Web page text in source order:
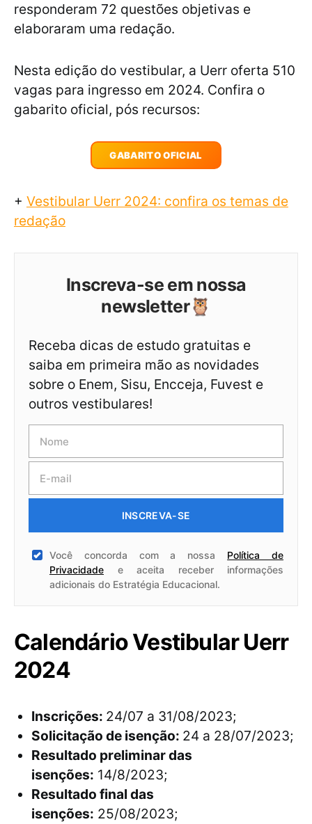
responderam 72 questões objetivas e
elaboraram uma redação.
Nesta edição do vestibular, a Uerr oferta 510
vagas para ingresso em 2024. Confira o
gabarito oficial, pós recursos:
GABARITO OFICIAL
+ Vestibular Uerr 2024: confira os temas de
redação
Inscreva-se em nossa
newsletter🦉
Receba dicas de estudo gratuitas e
saiba em primeira mão as novidades
sobre o Enem, Sisu, Encceja, Fuvest e
outros vestibulares!
INSCREVA-SE
Você concorda com a nossa Política de
Privacidade e aceita receber informações
adicionais do Estratégia Educacional.
Calendário Vestibular Uerr
2024
Inscrições: 24/07 a 31/08/2023;
Solicitação de isenção: 24 a 28/07/2023;
Resultado preliminar das
isenções: 14/8/2023;
Resultado final das
isenções: 25/08/2023;